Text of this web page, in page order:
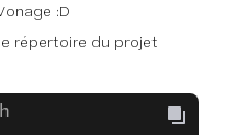
:D
répertoire du projet